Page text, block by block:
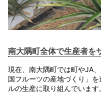
南大隅町全体で生産者を
現在、南大隅町では町やJA
国フルーツの産地づくり」
ルの生産に取り組んでいます